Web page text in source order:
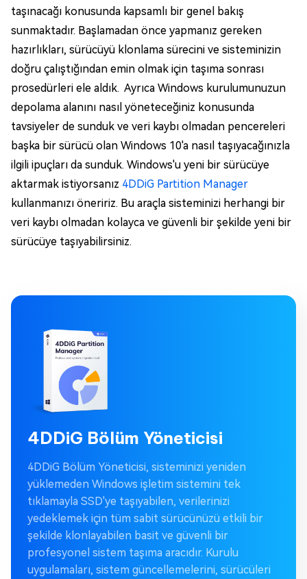
taşınacağı konusunda kapsamlı bir genel bakış
sunmaktadır. Başlamadan önce yapmanız gereken
hazırlıkları, sürücüyü klonlama sürecini ve sisteminizin
doğru çalıştığından emin olmak için taşıma sonrası
prosedürleri ele aldık. Ayrıca Windows kurulumunuzun
depolama alanını nasıl yöneteceğiniz konusunda
tavsiyeler de sunduk ve veri kaybı olmadan pencereleri
başka bir sürücü olan Windows 10'a nasıl taşıyacağınızla
ilgili ipuçları da sunduk. Windows'u yeni bir sürücüye
aktarmak istiyorsanız 4DDiG Partition Manager
kullanmanızı öneririz. Bu araçla sisteminizi herhangi bir
veri kaybı olmadan kolayca ve güvenli bir şekilde yeni bir
sürücüye taşıyabilirsiniz.
4DDiG Bölüm Yöneticisi
4DDiG Bölüm Yöneticisi, sisteminizi yeniden
yüklemeden Windows işletim sistemini tek
tıklamayla SSD'ye taşıyabilen, verilerinizi
yedeklemek için tüm sabit sürücünüzü etkili bir
şekilde klonlayabilen basit ve güvenli bir
profesyonel sistem taşıma aracıdır. Kurulu
uygulamaları, sistem güncellemelerini, sürücüleri